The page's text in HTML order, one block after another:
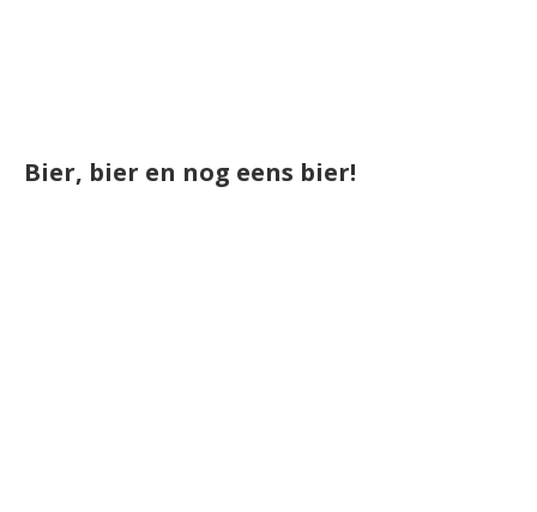
Bier, bier en nog eens bier!